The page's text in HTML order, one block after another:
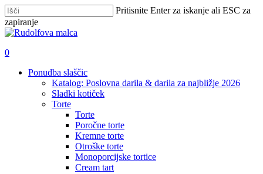
Skip
to
main
Pritisnite Enter za iskanje ali ESC za
zapiranje
Zapri
išči
account
0
Ponudba slaščic
Katalog: Poslovna darila & darila za najbližje 2026
Sladki kotiček
Torte
Torte
Poročne torte
Kremne torte
Otroške torte
Monoporcijske tortice
Cream tart